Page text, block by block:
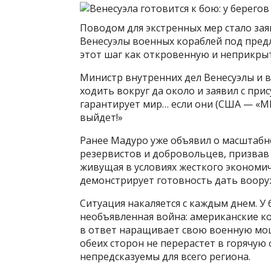
Поводом для экстренных мер стало
Венесуэлы военных кораблей под
этот шаг как откровенную и
Министр внутренних дел Венесуэлы и
ходить вокруг да около и заявил с
гарантирует мир… если они (США —
выйдет!»
Ранее Мадуро уже объявил о
резервистов и добровольцев,
живущая в условиях жесткого
демонстрирует готовность дать
Ситуация накаляется с каждым днем.
необъявленная война: американские
в ответ наращивает свою военную
обеих сторон не перерастет в
непредсказуемы для всего региона.